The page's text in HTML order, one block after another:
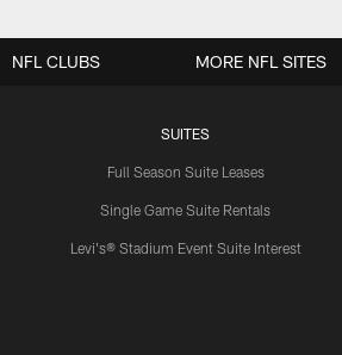
SUITES
Full Season Suite Leases
Single Game Suite Rentals
Levi's® Stadium Event Suite Interest
NFL CLUBS MORE NFL SITES